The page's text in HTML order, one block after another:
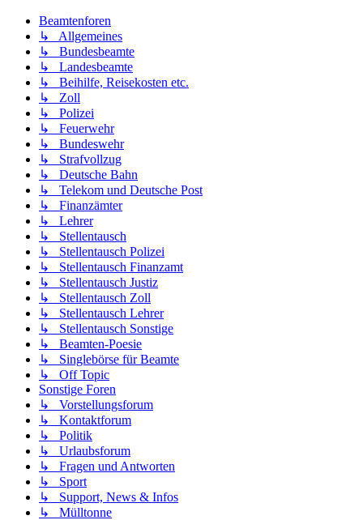
Beamtenforen
↳ Allgemeines
↳ Bundesbeamte
↳ Landesbeamte
↳ Beihilfe, Reisekosten etc.
↳ Zoll
↳ Polizei
↳ Feuerwehr
↳ Bundeswehr
↳ Strafvollzug
↳ Deutsche Bahn
↳ Telekom und Deutsche Post
↳ Finanzämter
↳ Lehrer
↳ Stellentausch
↳ Stellentausch Polizei
↳ Stellentausch Finanzamt
↳ Stellentausch Justiz
↳ Stellentausch Zoll
↳ Stellentausch Lehrer
↳ Stellentausch Sonstige
↳ Beamten-Poesie
↳ Singlebörse für Beamte
↳ Off Topic
Sonstige Foren
↳ Vorstellungsforum
↳ Kontaktforum
↳ Politik
↳ Urlaubsforum
↳ Fragen und Antworten
↳ Sport
↳ Support, News & Infos
↳ Mülltonne